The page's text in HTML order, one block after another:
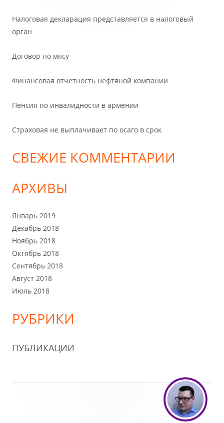
Налоговая декларация представляется в налоговый
орган
Договор по мясу
Финансовая отчетность нефтяной компании
Пенсия по инвалидности в армении
Страховая не выплачивает по осаго в срок
СВЕЖИЕ КОММЕНТАРИИ
АРХИВЫ
Январь 2019
Декабрь 2018
Ноябрь 2018
Октябрь 2018
Сентябрь 2018
Август 2018
Июль 2018
РУБРИКИ
ПУБЛИКАЦИИ